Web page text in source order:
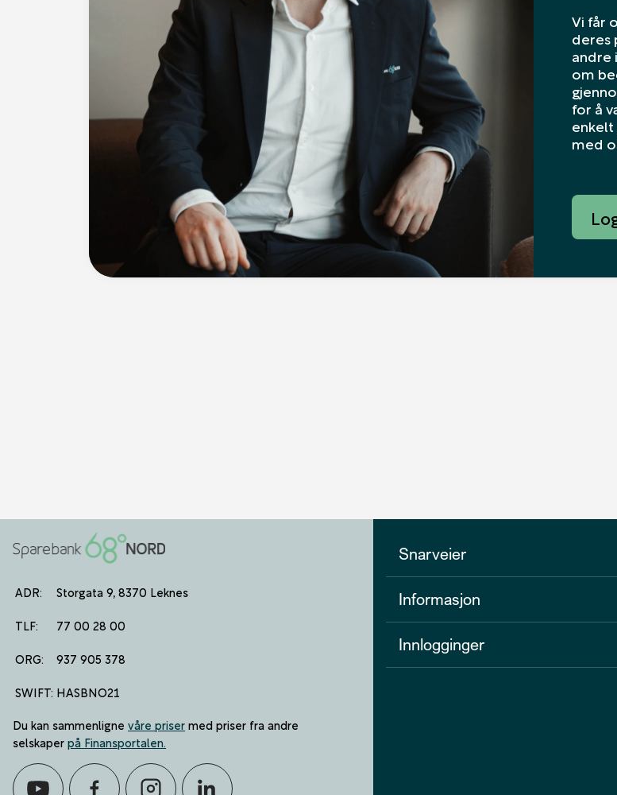
Vi får
deres
andre
om
for å
med
Snarveier
Informasjon
Innlogginger
ADR:
Storgata 9, 8370 Leknes
TLF:
77 00 28 00
ORG:
937 905 378
SWIFT: HASBNO21
Du kan sammenlignevåre prisermed priser fra andre
selskaperpå Finansportalen.